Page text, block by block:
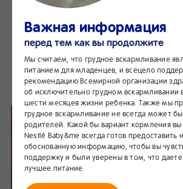
Овсяной пудинг
сэр!»
В избранное
Важная информация
перед тем как вы продолжите
Мы считаем, что грудное вскармливание
питанием для младенцев, и всецело
рекомендацию Всемирной организации
об исключительно грудном вскармливании
шести месяцев жизни ребенка. Также мы
грудное вскармливание не всегда может
родителей. Какой бы вариант кормления
Nestlé Baby&me всегда готов
обоснованную информацию, чтобы вы
поддержку и были уверены в том, что
лучшее питание.